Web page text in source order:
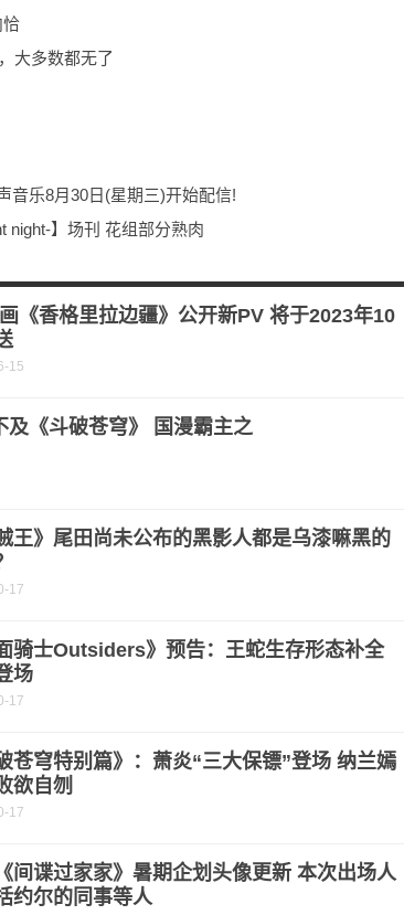
恰
大多数都无了
音乐8月30日(星期三)开始配信!
night-】场刊 花组部分熟肉
《香格里拉边疆》公开新PV 将于2023年10
15
及《斗破苍穹》 国漫霸主之
王》尾田尚未公布的黑影人都是乌漆嘛黑的
17
骑士Outsiders》预告：王蛇生存形态补全
场
17
苍穹特别篇》：萧炎“三大保镖”登场 纳兰嫣
欲自刎
17
间谍过家家》暑期企划头像更新 本次出场人
约尔的同事等人